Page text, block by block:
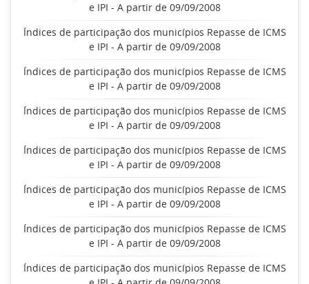
e IPI - A partir de 09/09/2008
Índices de participação dos municípios Repasse de ICMS
e IPI - A partir de 09/09/2008
Índices de participação dos municípios Repasse de ICMS
e IPI - A partir de 09/09/2008
Índices de participação dos municípios Repasse de ICMS
e IPI - A partir de 09/09/2008
Índices de participação dos municípios Repasse de ICMS
e IPI - A partir de 09/09/2008
Índices de participação dos municípios Repasse de ICMS
e IPI - A partir de 09/09/2008
Índices de participação dos municípios Repasse de ICMS
e IPI - A partir de 09/09/2008
Índices de participação dos municípios Repasse de ICMS